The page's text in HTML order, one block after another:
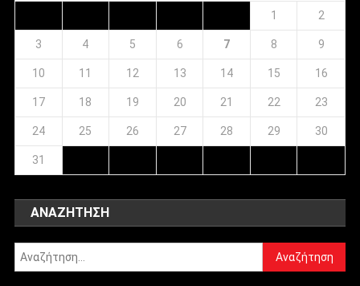
1 2
3 4 5 6 7 8 9
10 11 12 13 14 15 16
17 18 19 20 21 22 23
24 25 26 27 28 29 30
31
ΑΝΑΖΉΤΗΣΗ
Αναζήτηση
για: